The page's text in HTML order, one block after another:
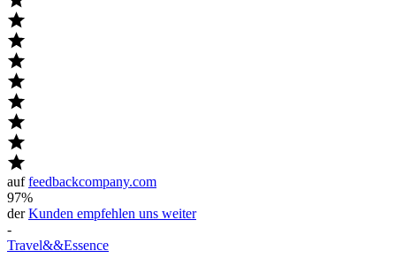
auffeedbackcompany.com
97%
derKunden empfehlen uns weiter
-
Travel&&Essence